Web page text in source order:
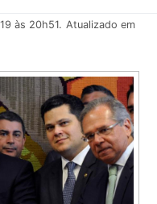
às 20h51. Atualizado em